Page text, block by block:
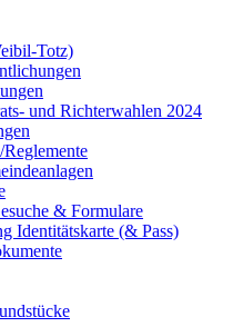
Totz)
und Richterwahlen 2024
& Formulare
Identitätskarte (& Pass)